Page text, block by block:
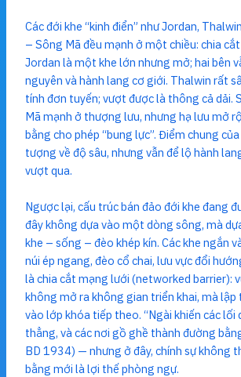
Các đới khe “kinh điển” như Jordan,
– Sông Mã đều mạnh ở một chiều: chia
Jordan là một khe lớn nhưng mở; hai bên
nguyên và hành lang cơ giới. Thalwin rất
tính đơn tuyến; vượt được là thông cả dải.
Mã mạnh ở thượng lưu, nhưng hạ lưu mở
bằng cho phép “bung lực”. Điểm chung
tượng về độ sâu, nhưng vẫn để lộ hành
vượt qua.
Ngược lại, cấu trúc bán đảo đới khe đang
đây không dựa vào một dòng sông, mà
khe – sống – đèo khép kín. Các khe ngắn
núi ép ngang, đèo cổ chai, lưu vực đổi
là chia cắt mạng lưới (networked barrier):
không mở ra không gian triển khai, mà lập
vào lớp khóa tiếp theo. “Ngài khiến các lối
thẳng, và các nơi gồ ghề thành đường
BD 1934) — nhưng ở đây, chính sự không
bằng mới là lợi thế phòng ngự.